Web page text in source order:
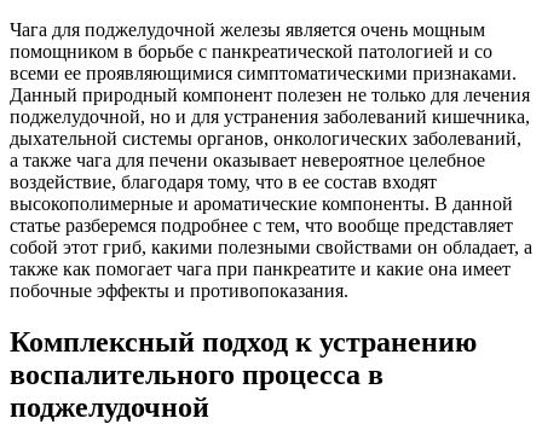
Чага для поджелудочной железы является очень мощным
помощником в борьбе с панкреатической патологией и со
всеми ее проявляющимися симптоматическими признаками.
Данный природный компонент полезен не только для лечения
поджелудочной, но и для устранения заболеваний кишечника,
дыхательной системы органов, онкологических заболеваний,
а также чага для печени оказывает невероятное целебное
воздействие, благодаря тому, что в ее состав входят
высокополимерные и ароматические компоненты. В данной
статье разберемся подробнее с тем, что вообще представляет
собой этот гриб, какими полезными свойствами он обладает, а
также как помогает чага при панкреатите и какие она имеет
побочные эффекты и противопоказания.
Комплексный подход к устранению
воспалительного процесса в
поджелудочной